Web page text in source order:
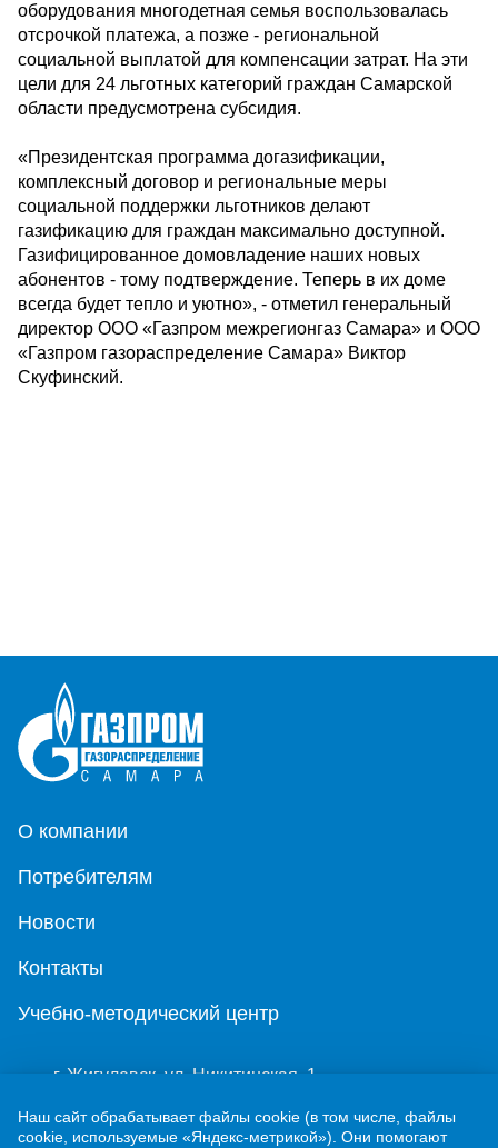
оборудования многодетная семья воспользовалась
отсрочкой платежа, а позже - региональной
социальной выплатой для компенсации затрат. На эти
цели для 24 льготных категорий граждан Самарской
области предусмотрена субсидия.
«Президентская программа догазификации,
комплексный договор и региональные меры
социальной поддержки льготников делают
газификацию для граждан максимально доступной.
Газифицированное домовладение наших новых
абонентов - тому подтверждение. Теперь в их доме
всегда будет тепло и уютно», - отметил генеральный
директор ООО «Газпром межрегионгаз Самара» и ООО
«Газпром газораспределение Самара» Виктор
Скуфинский.
О компании
Потребителям
Новости
Контакты
Учебно-методический центр
г. Жигулевск, ул. Никитинская, 1
8 (84862) 2-00-40
Наш сайт обрабатывает файлы cookie (в том числе, файлы
cookie, используемые «Яндекс-метрикой»). Они помогают